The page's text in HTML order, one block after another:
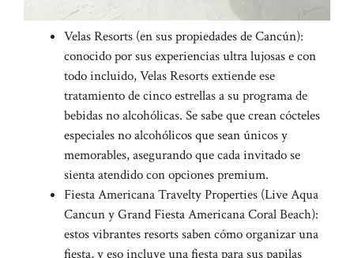
Velas Resorts (en sus propiedades de Cancún):
conocido por sus experiencias ultra lujosas e con
todo incluido, Velas Resorts extiende ese
tratamiento de cinco estrellas a su programa de
bebidas no alcohólicas. Se sabe que crean cócteles
especiales no alcohólicos que sean únicos y
memorables, asegurando que cada invitado se
sienta atendido con opciones premium.
Fiesta Americana Travelty Properties (Live Aqua
Cancun y Grand Fiesta Americana Coral Beach):
estos vibrantes resorts saben cómo organizar una
fiesta, y eso incluye una fiesta para sus papilas